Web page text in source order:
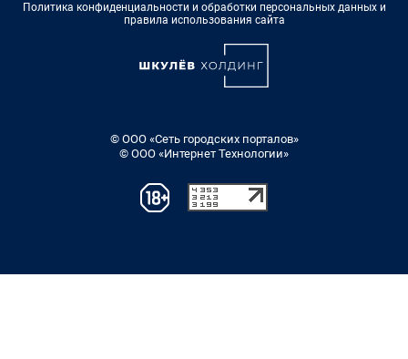
Политика конфиденциальности и обработки персональных данных и
правила использования сайта
© ООО «Сеть городских порталов»
© ООО «Интернет Технологии»